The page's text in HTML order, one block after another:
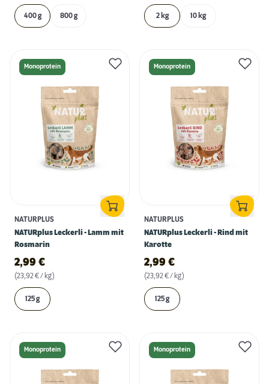
400 g 800 g 2 kg 10 kg
Monoprotein
NATURPLUS
NATURplus Leckerli - Lamm mit
Rosmarin
2,99 €
(23,92 € / kg)
125 g
Monoprotein
NATURPLUS
NATURplus Leckerli - Rind mit
Karotte
2,99 €
(23,92 € / kg)
125 g
Monoprotein Monoprotein